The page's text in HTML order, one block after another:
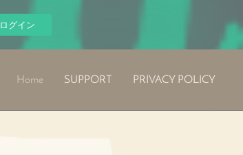
ログイン
Home SUPPORT PRIVACY POLICY